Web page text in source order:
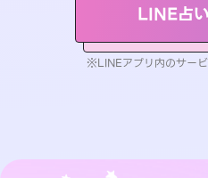
LINE占
※LINEアプリ内のサー